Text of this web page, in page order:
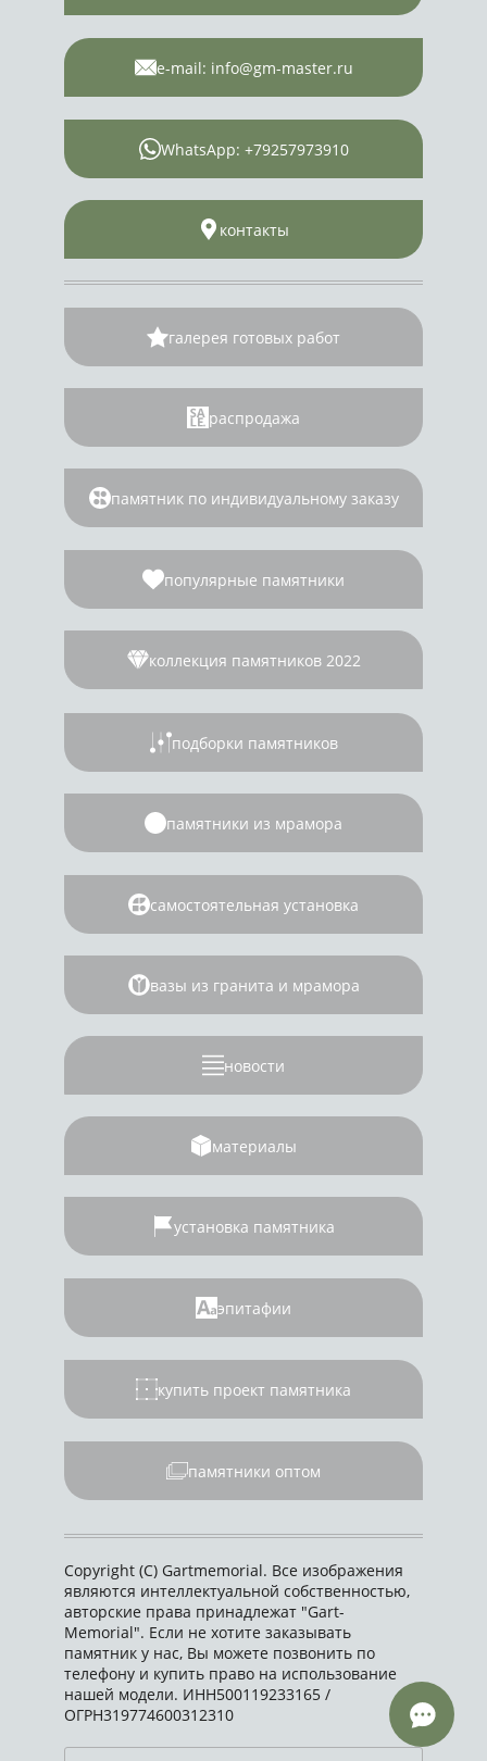
e-mail: info@gm-master.ru
WhatsApp: +79257973910
контакты
галерея готовых работ
распродажа
памятник по индивидуальному заказу
популярные памятники
коллекция памятников 2022
подборки памятников
памятники из мрамора
самостоятельная установка
вазы из гранита и мрамора
новости
материалы
установка памятника
эпитафии
купить проект памятника
памятники оптом
Copyright (C) Gartmemorial. Все изображения
являются интеллектуальной собственностью,
авторские права принадлежат "Gart-
Memorial". Если не хотите заказывать
памятник у нас, Вы можете позвонить по
телефону и купить право на использование
нашей модели. ИНН500119233165 /
ОГРН319774600312310